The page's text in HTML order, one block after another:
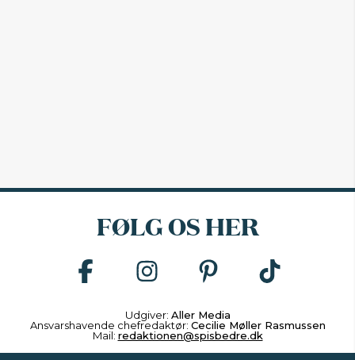
FØLG OS HER
Udgiver: Aller Media
Ansvarshavende chefredaktør: Cecilie Møller Rasmussen
Mail: redaktionen@spisbedre.dk